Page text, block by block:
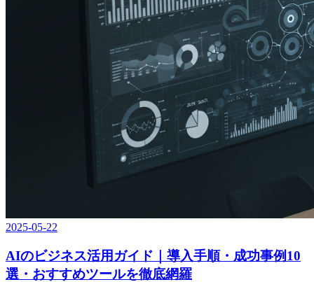
2025-05-22
AIのビジネス活用ガイド｜導入手順・成功事例10
選・おすすめツールを徹底網羅